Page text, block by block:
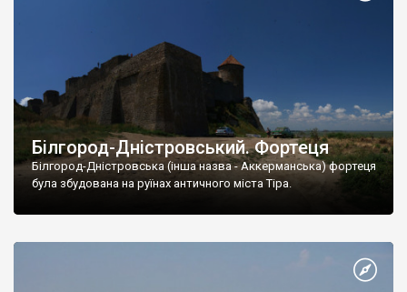
Сейчас маяк практически с двух сторон окружен высокими
обрывами, оползни берега продолжаются.
Білгород-Дністровський. Фортеця
Білгород-Дністровська (інша назва - Аккерманська) фортеця
була збудована на руїнах античного міста Тіра.